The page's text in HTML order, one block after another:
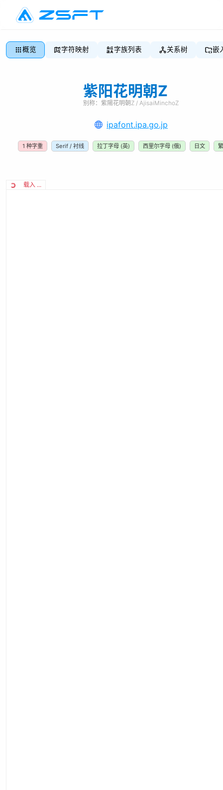
概览 字符映射 字族列表 关系树 嵌
紫阳花明朝Z
别称：紫陽花明朝Z / AjisaiMinchoZ
ipafont.ipa.go.jp
1 种字重 Serif / 衬线 拉丁字母 (英) 西里尔字母 (俄) 日文
载入 ...